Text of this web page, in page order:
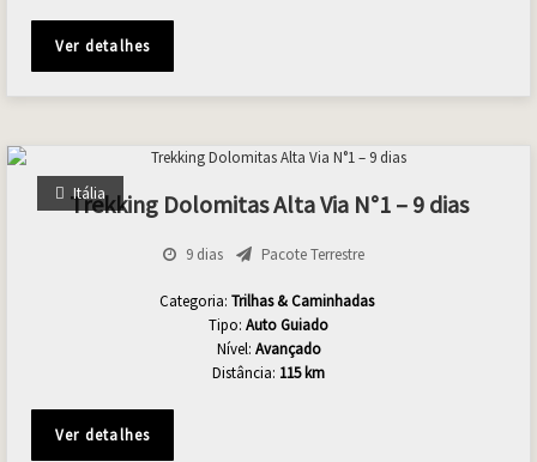
Ver detalhes
Itália
Trekking Dolomitas Alta Via N°1 – 9 dias
9 dias Pacote Terrestre
Categoria: Trilhas & Caminhadas
Tipo: Auto Guiado
Nível: Avançado
Distância: 115 km
Ver detalhes